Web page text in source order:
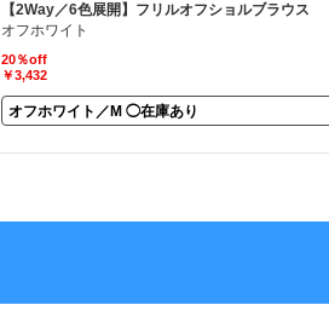
【2Way／6色展開】フリルオフショルブラウス
オフホワイト
20％off
￥3,432